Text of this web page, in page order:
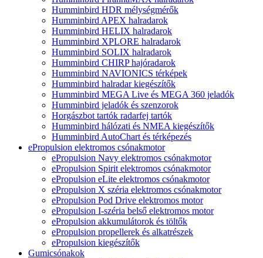
Humminbird HDR mélységmérők
Humminbird APEX halradarok
Humminbird HELIX halradarok
Humminbird XPLORE halradarok
Humminbird SOLIX halradarok
Humminbird CHIRP hajóradarok
Humminbird NAVIONICS térképek
Humminbird halradar kiegészítők
Humminbird MEGA Live és MEGA 360 jeladók
Humminbird jeladók és szenzorok
Horgászbot tartók radarfej tartók
Humminbird hálózati és NMEA kiegészítők
Humminbird AutoChart és térképezés
ePropulsion elektromos csónakmotor
ePropulsion Navy elektromos csónakmotor
ePropulsion Spirit elektromos csónakmotor
ePropulsion eLite elektromos csónakmotor
ePropulsion X széria elektromos csónakmotor
ePropulsion Pod Drive elektromos motor
ePropulsion I-széria belső elektromos motor
ePropulsion akkumulátorok és töltők
ePropulsion propellerek és alkatrészek
ePropulsion kiegészítők
Gumicsónakok